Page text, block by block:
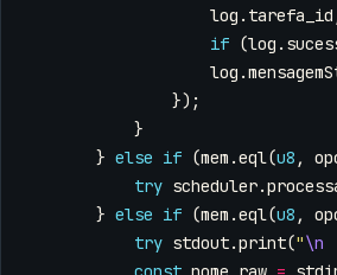
log . tarefa_id
if (log .
log .
});
}
} else if (mem .eql(u8 ,
try scheduler.
} else if (mem .eql(u8 ,
try stdout.print("\n